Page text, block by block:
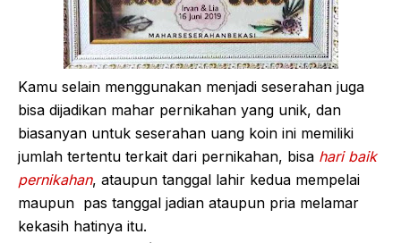
Kamu selain menggunakan menjadi seserahan juga
bisa dijadikan mahar pernikahan yang unik, dan
biasanyan untuk seserahan uang koin ini memiliki
jumlah tertentu terkait dari pernikahan, bisa hari baik
pernikahan, ataupun tanggal lahir kedua mempelai
maupun pas tanggal jadian ataupun pria melamar
kekasih hatinya itu.